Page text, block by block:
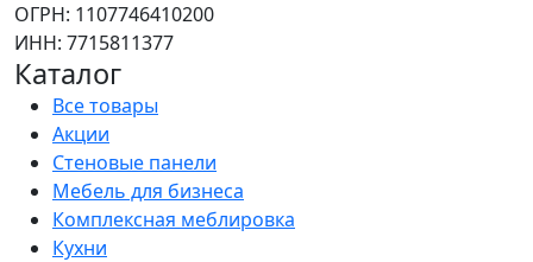
ОГРН: 1107746410200
ИНН: 7715811377
Каталог
Все товары
Акции
Стеновые панели
Мебель для бизнеса
Комплексная меблировка
Кухни